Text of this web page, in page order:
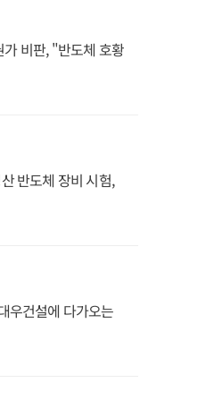
비판, "반도체 호황
반도체 장비 시험,
우건설에 다가오는